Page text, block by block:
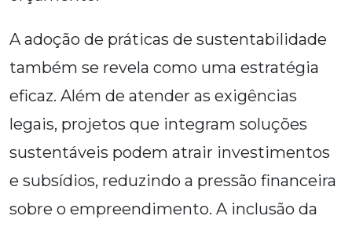
A adoção de práticas de sustentabilidade
também se revela como uma estratégia
eficaz. Além de atender as exigências
legais, projetos que integram soluções
sustentáveis podem atrair investimentos
e subsídios, reduzindo a pressão financeira
sobre o empreendimento. A inclusão da